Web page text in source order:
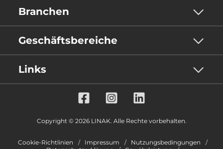
Branchen
Geschäftsbereiche
Links
Copyright © 2026 LINAK. Alle Rechte vorbehalten.
Cookie-Richtlinien Impressum
Nutzungsbedingungen